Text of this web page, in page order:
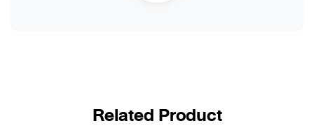
Related Product